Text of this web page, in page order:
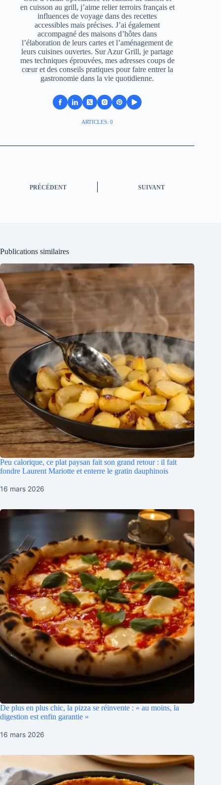
en cuisson au grill, j’aime relier terroirs français et
influences de voyage dans des recettes
accessibles mais précises. J’ai également
accompagné des maisons d’hôtes dans
l’élaboration de leurs cartes et l’aménagement de
leurs cuisines ouvertes. Sur Azur Grill, je partage
mes techniques éprouvées, mes adresses coups de
cœur et des conseils pratiques pour faire entrer la
gastronomie dans la vie quotidienne.
ARTICLES: 0
PRÉCÉDENT SUIVANT
Publications similaires
Peu calorique, ce plat paysan fait son grand retour : il fait
fondre Laurent Mariotte et enterre le gratin dauphinois
16 mars 2026
De plus en plus chic, la pizza se réinvente : « au moins, la
digestion est enfin garantie »
16 mars 2026